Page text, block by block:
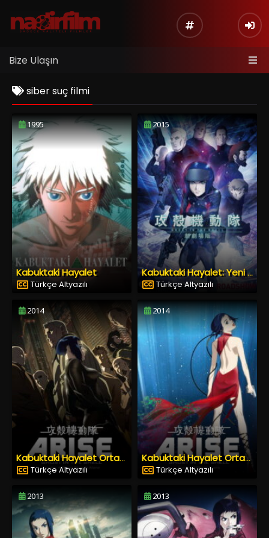
Bize Ulaşın
siber suç filmi
1995
Kabuktaki Hayalet
Türkçe Altyazılı
2015
Kabuktaki Hayalet: Yeni Film
Türkçe Altyazılı
2014
Kabuktaki Hayalet Ortaya Çıkıyor Sınır 4 Tek Başına Hayalet
Türkçe Altyazılı
2014
Kabuktaki Hayalet Ortaya Çıkıyor Sınır 3 Hayalet Gözyaşları
Türkçe Altyazılı
2013 2013